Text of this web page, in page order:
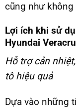
cũng như không
Lợi ích khi sử
Hyundai
Hỗ trợ cản
tô hiệu quả
Dựa vào những